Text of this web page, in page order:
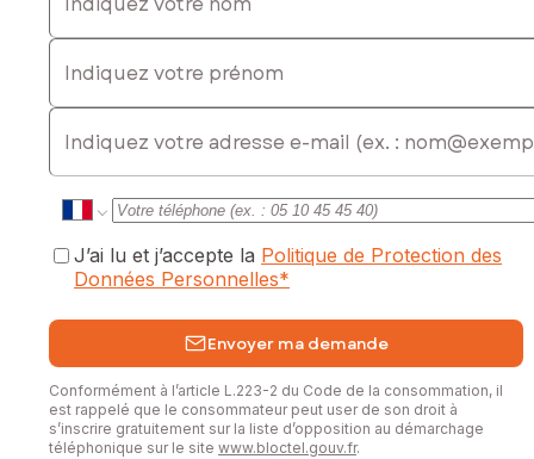
Indiquez votre prénom
E-mail
J’ai lu et j’accepte la Politique de Protection des
Données Personnelles*
Envoyer ma demande
Conformément à l’article L.223-2 du Code de la consommation, il
est rappelé que le consommateur peut user de son droit à
s’inscrire gratuitement sur la liste d’opposition au démarchage
téléphonique sur le site www.bloctel.gouv.fr.